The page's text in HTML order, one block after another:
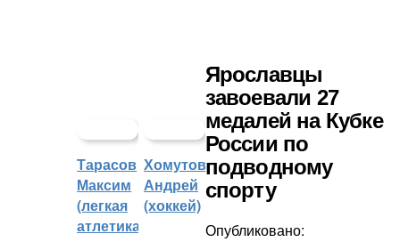
Тарасов
Максим
(легкая
атлетика)
Хомутов
Андрей
(хоккей)
Ярославцы
завоевали 27
медалей на Кубке
России по
подводному
спорту
Опубликовано: